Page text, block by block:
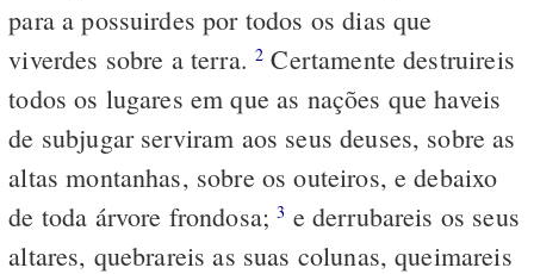
para a possuirdes por todos os dias que
viverdes sobre a terra.2 Certamente destruireis
todos os lugares em que as nações que haveis
de subjugar serviram aos seus deuses, sobre as
altas montanhas, sobre os outeiros, e debaixo
de toda árvore frondosa;3 e derrubareis os seus
altares, quebrareis as suas colunas, queimareis